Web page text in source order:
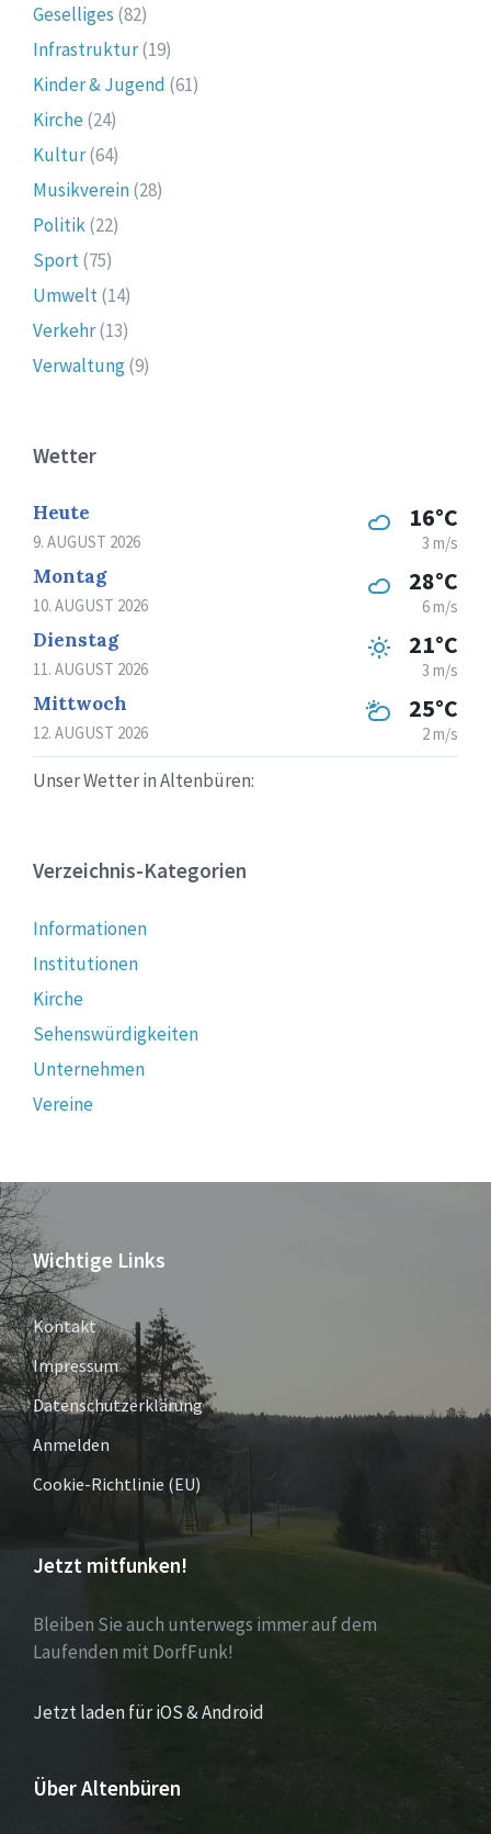
Geselliges (82)
Infrastruktur(19)
Kinder & Jugend (61)
Kirche(24)
Kultur(64)
Musikverein(28)
Politik(22)
Sport(75)
Umwelt(14)
Verkehr(13)
Verwaltung(9)
Wetter
Heute
9. AUGUST 2026
16°C
3 m/s
Montag
10. AUGUST 2026
28°C
6 m/s
Dienstag
11. AUGUST 2026
21°C
3 m/s
Mittwoch
12. AUGUST 2026
25°C
2 m/s
Unser Wetter in Altenbüren:
Verzeichnis-Kategorien
Informationen
Institutionen
Kirche
Sehenswürdigkeiten
Unternehmen
Vereine
Wichtige Links
Kontakt
Impressum
Datenschutzerklärung
Anmelden
Cookie-Richtlinie (EU)
Jetzt mitfunken!
Bleiben Sie auch unterwegs immer auf dem
Laufenden mit DorfFunk!
Jetzt laden für iOS & Android
Über Altenbüren